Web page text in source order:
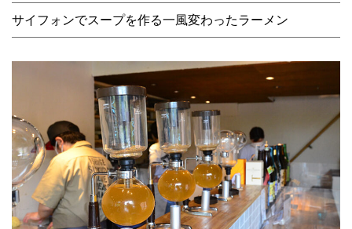
サイフォンでスープを作る一風変わったラーメン